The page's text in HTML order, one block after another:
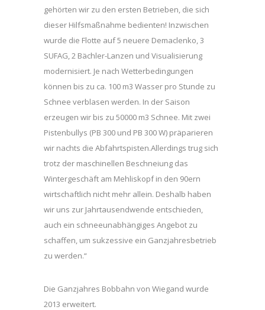
gehörten wir zu den ersten Betrieben, die sich
dieser Hilfsmaßnahme bedienten! Inzwischen
wurde die Flotte auf 5 neuere Demaclenko, 3
SUFAG, 2 Bächler-Lanzen und Visualisierung
modernisiert. Je nach Wetterbedingungen
können bis zu ca. 100 m3 Wasser pro Stunde zu
Schnee verblasen werden. In der Saison
erzeugen wir bis zu 50000 m3 Schnee. Mit zwei
Pistenbullys (PB 300 und PB 300 W) präparieren
wir nachts die Abfahrtspisten.Allerdings trug sich
trotz der maschinellen Beschneiung das
Wintergeschäft am Mehliskopf in den 90ern
wirtschaftlich nicht mehr allein. Deshalb haben
wir uns zur Jahrtausendwende entschieden,
auch ein schneeunabhängiges Angebot zu
schaffen, um sukzessive ein Ganzjahresbetrieb
zu werden.“
Die Ganzjahres Bobbahn von Wiegand wurde
2013 erweitert.